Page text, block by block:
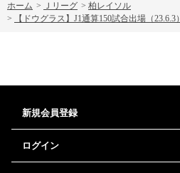
ホーム > Ｊリーグ > 柏レイソル
>
【ドウグラス】J1通算150試合出場（23.6.3）
新規会員登録
ログイン